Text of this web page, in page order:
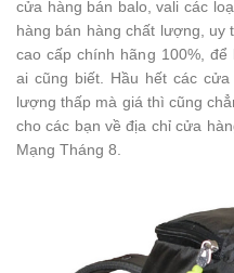
cửa hàng bán balo, vali các
hàng bán hàng chất lượng, uy
cao cấp chính hãng 100%,
ai cũng biết. Hầu hết các
lượng thấp mà giá thì cũng
cho các bạn về địa chỉ cửa
Mạng Tháng 8.